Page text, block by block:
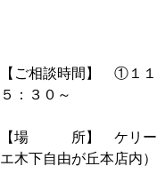
【ご相談時間】 ①
５：３０～
【場 所】 ケリーウ
エ木下自由が丘本店内）